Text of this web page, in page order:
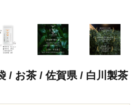
/ お茶 / 佐賀県 / 白川製茶